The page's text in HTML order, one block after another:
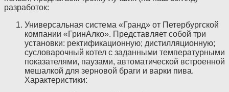
разработок:
Универсальная система «Гранд» от Петербургской
компании «ГринАлко». Представляет собой три
установки: ректификационную; дистилляционную;
сусловарочный котел с заданными температурными
показателями, паузами, автоматической встроенной
мешалкой для зерновой браги и варки пива.
Характеристики: